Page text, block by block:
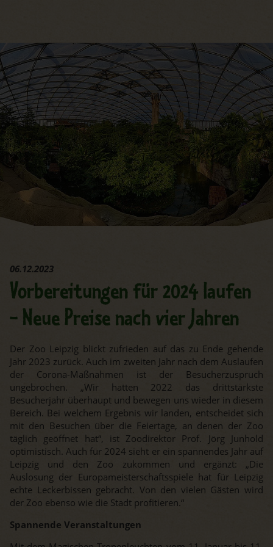
06.12.2023
Vorbereitungen für 2024 laufen
- Neue Preise nach vier Jahren
Der Zoo Leipzig blickt zufrieden auf das zu Ende gehende
Jahr 2023 zurück. Auch im zweiten Jahr nach dem Auslaufen
der Corona-Maßnahmen ist der Besucherzuspruch
ungebrochen. „Wir hatten 2022 das drittstärkste
Besucherjahr überhaupt und bewegen uns wieder in diesem
Bereich. Bei welchem Ergebnis wir landen, entscheidet sich
mit den Besuchen über die Feiertage, an denen der Zoo
täglich geöffnet hat“, ist Zoodirektor Prof. Jörg Junhold
optimistisch. Auch für 2024 sieht er ein spannendes Jahr auf
Leipzig und den Zoo zukommen und ergänzt: „Die
Auslosung der Europameisterschaftsspiele hat für Leipzig
echte Leckerbissen gebracht. Von den vielen Gästen wird
der Zoo ebenso wie die Stadt profitieren.“
Spannende Veranstaltungen